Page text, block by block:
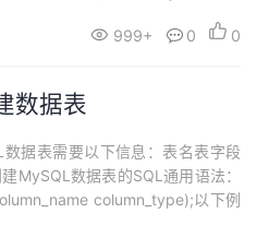
999+ 0 0
数据表
据表需要以下信息：表名表字段
MySQL数据表的SQL通用语法：
column_type);以下例